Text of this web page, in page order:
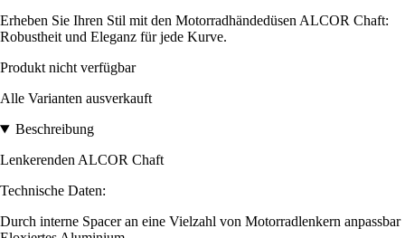
Erheben Sie Ihren Stil mit den Motorradhändedüsen ALCOR Chaft:
Robustheit und Eleganz für jede Kurve.
Produkt nicht verfügbar
Alle Varianten ausverkauft
Beschreibung
Lenkerenden ALCOR Chaft
Technische Daten:
Durch interne Spacer an eine Vielzahl von Motorradlenkern anpassbar